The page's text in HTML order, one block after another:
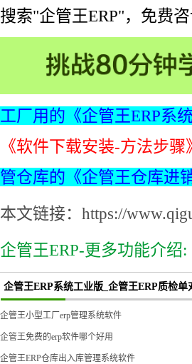
搜索"企管王ERP"，免费咨
工厂用的《企管王ERP系
《软件下载安装-方法步骤
管仓库的《企管王仓库进
本文链接：https://
企管王ERP-更多功能介绍:
企管王ERP系统工业版_企管王ERP质检
企管王小型工厂erp管理系统软件
企管王免费的erp软件哪个好用
企管王ERP仓库出入库管理系统软件